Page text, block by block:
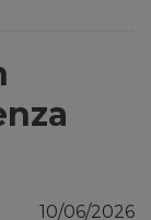
10/06/2026